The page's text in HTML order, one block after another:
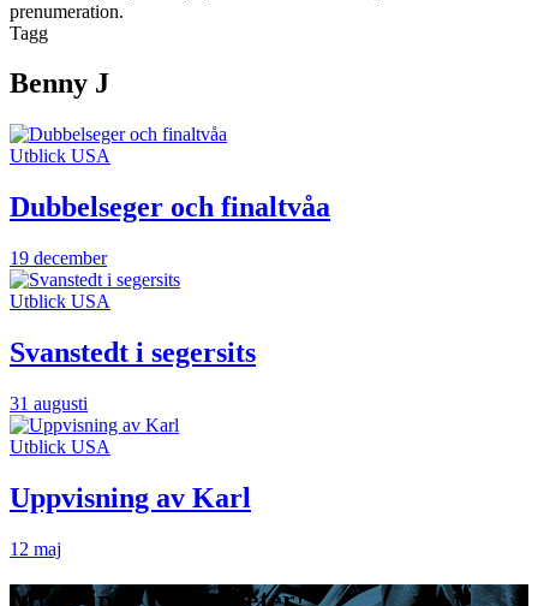
prenumeration.
Tagg
Benny J
Utblick USA
Dubbelseger och finaltvåa
19 december
Utblick USA
Svanstedt i segersits
31 augusti
Utblick USA
Uppvisning av Karl
12 maj
Missa inga travnyheter!